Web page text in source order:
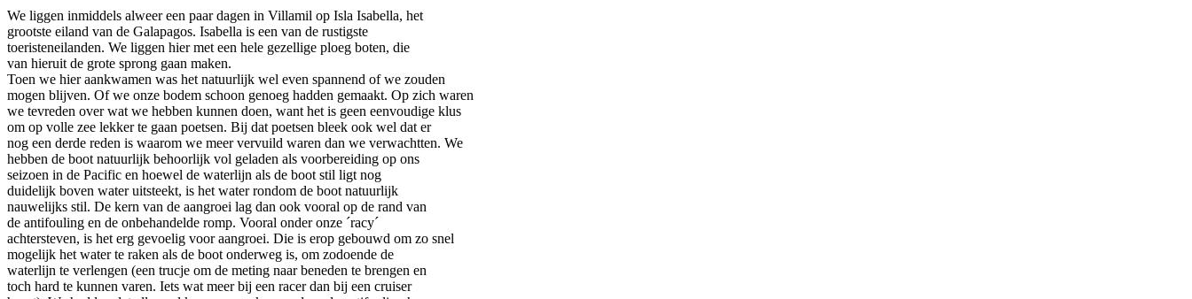
We liggen inmiddels alweer een paar dagen in Villamil op Isla Isabella, het
grootste eiland van de Galapagos. Isabella is een van de rustigste
toeristeneilanden. We liggen hier met een hele gezellige ploeg boten, die
van hieruit de grote sprong gaan maken.
Toen we hier aankwamen was het natuurlijk wel even spannend of we zouden
mogen blijven. Of we onze bodem schoon genoeg hadden gemaakt. Op zich waren
we tevreden over wat we hebben kunnen doen, want het is geen eenvoudige klus
om op volle zee lekker te gaan poetsen. Bij dat poetsen bleek ook wel dat er
nog een derde reden is waarom we meer vervuild waren dan we verwachtten. We
hebben de boot natuurlijk behoorlijk vol geladen als voorbereiding op ons
seizoen in de Pacific en hoewel de waterlijn als de boot stil ligt nog
duidelijk boven water uitsteekt, is het water rondom de boot natuurlijk
nauwelijks stil. De kern van de aangroei lag dan ook vooral op de rand van
de antifouling en de onbehandelde romp. Vooral onder onze ´racy´
achtersteven, is het erg gevoelig voor aangroei. Die is erop gebouwd om zo snel
mogelijk het water te raken als de boot onderweg is, om zodoende de
waterlijn te verlengen (een trucje om de meting naar beneden te brengen en
toch hard te kunnen varen. Iets wat meer bij een racer dan bij een cruiser